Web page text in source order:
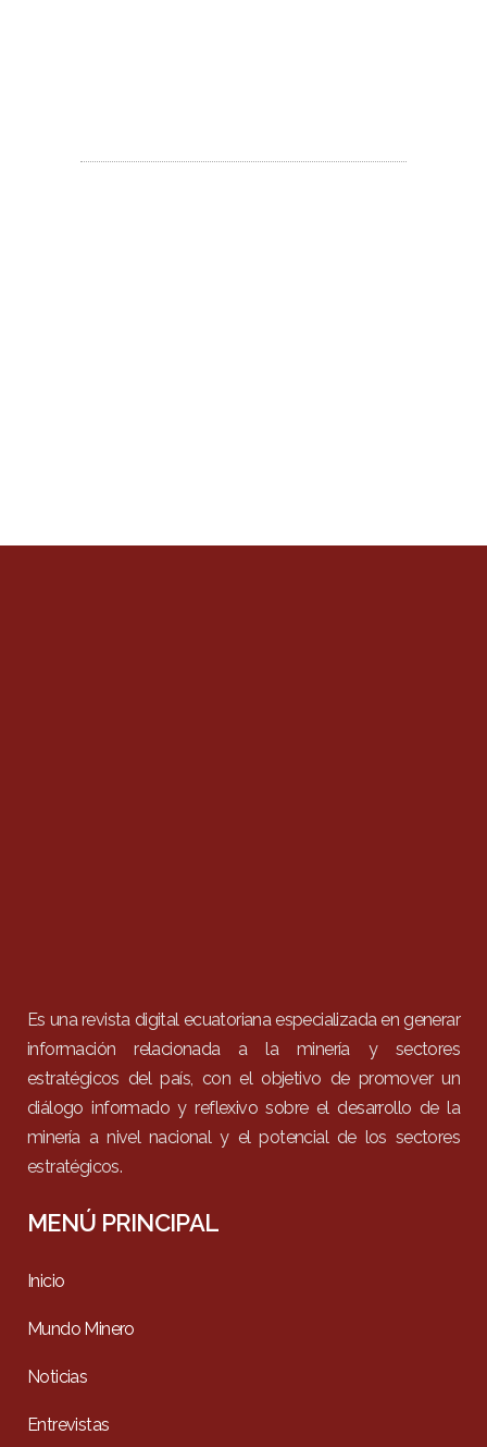
Es una revista digital ecuatoriana especializada en generar
información relacionada a la minería y sectores
estratégicos del país, con el objetivo de promover un
diálogo informado y reflexivo sobre el desarrollo de la
minería a nivel nacional y el potencial de los sectores
estratégicos.
MENÚ PRINCIPAL
Inicio
Mundo Minero
Noticias
Entrevistas